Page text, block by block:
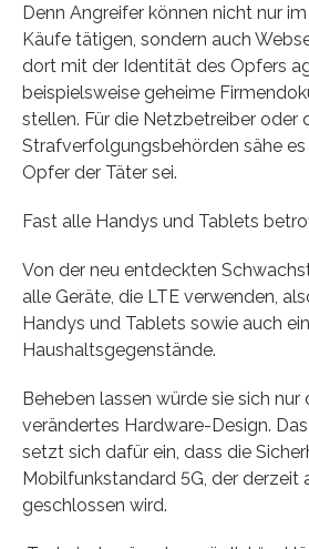
Denn Angreifer können nicht nur
Käufe tätigen, sondern auch
dort mit der Identität des Opfers
beispielsweise geheime
stellen. Für die Netzbetreiber oder
Strafverfolgungsbehörden sähe es
Opfer der Täter sei.
Fast alle Handys und Tablets
Von der neu entdeckten
alle Geräte, die LTE verwenden,
Handys und Tablets sowie auch
Haushaltsgegenstände.
Beheben lassen würde sie sich nur
verändertes Hardware-Design.
setzt sich dafür ein, dass die
Mobilfunkstandard 5G, der derzeit
geschlossen wird.